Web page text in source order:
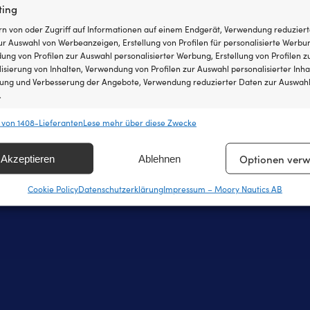
von oder Zugriff auf Informationen auf einem Endgerät, Verwendung
Auswahl von Werbeanzeigen, Erstellung von Profilen für personalisierte
von Profilen zur Auswahl personalisierter Werbung, Erstellung von Profilen
von Inhalten, Verwendung von Profilen zur Auswahl personalisierter
und Verbesserung der Angebote, Verwendung reduzierter Daten zur
und Kombination von Daten aus unterschiedlichen Quellen,
verschiedener Endgeräte, Identifikation von Endgeräten anhand
übermittelter Informationen.
der Sicherheit, Verhinderung und Aufdeckung von
1408-LieferantenLese mehr über diese Zwecke
Akzeptieren Ablehnen Optionen
Cookie PolicyDatenschutzerklärungImpressum – Moory Nautics AB
täglich von 8 – 20 Uhr.
8251546 – Schwedisch oder Englisch
Sie uns eine E-Mail an info@moory.de
Werde ein
Unsere
365 Tage